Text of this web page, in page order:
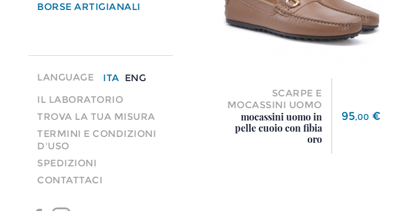
BORSE ARTIGIANALI
LANGUAGE ITA ENG
IL LABORATORIO
TROVA LA TUA MISURA
TERMINI E CONDIZIONI
D'USO
SPEDIZIONI
CONTATTACI
SCARPE E
MOCASSINI UOMO
mocassini uomo in
pelle cuoio con fibia
oro
Prezzo
95,00 €